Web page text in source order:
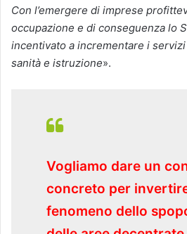
Con l’emergere di imprese
occupazione e di conseguenza lo
incentivato a incrementare i
sanità e istruzione».
Vogliamo dare un
concreto per
fenomeno dello